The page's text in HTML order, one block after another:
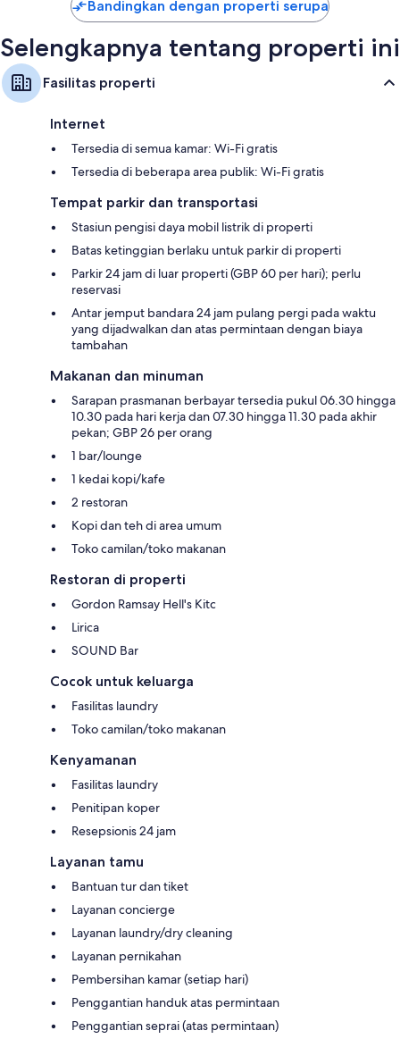
Bandingkan dengan properti serupa
Selengkapnya tentang properti ini
Fasilitas properti
Internet
Tersedia di semua kamar: Wi-Fi gratis
Tersedia di beberapa area publik: Wi-Fi gratis
Tempat parkir dan transportasi
Stasiun pengisi daya mobil listrik di properti
Batas ketinggian berlaku untuk parkir di properti
Parkir 24 jam di luar properti (GBP 60 per hari); perlu
reservasi
Antar jemput bandara 24 jam pulang pergi pada waktu
yang dijadwalkan dan atas permintaan dengan biaya
tambahan
Makanan dan minuman
Sarapan prasmanan berbayar tersedia pukul 06.30 hingga
10.30 pada hari kerja dan 07.30 hingga 11.30 pada akhir
pekan; GBP 26 per orang
1 bar/lounge
1 kedai kopi/kafe
2 restoran
Kopi dan teh di area umum
Toko camilan/toko makanan
Restoran di properti
Gordon Ramsay Hell's Kitc
Lirica
SOUND Bar
Cocok untuk keluarga
Fasilitas laundry
Toko camilan/toko makanan
Kenyamanan
Fasilitas laundry
Penitipan koper
Resepsionis 24 jam
Layanan tamu
Bantuan tur dan tiket
Layanan concierge
Layanan laundry/dry cleaning
Layanan pernikahan
Pembersihan kamar (setiap hari)
Penggantian handuk atas permintaan
Penggantian seprai (atas permintaan)